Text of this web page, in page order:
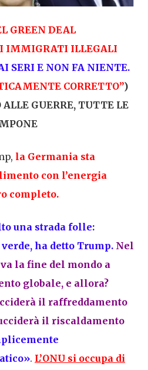
GREEN DEAL
IMMIGRATI ILLEGALI
SERI E NON FA NIENTE.
CORRETTO”)
GUERRE, TUTTE LE
la Germania sta
con l’energia
completo.
una strada folle:
ha detto Trump. Nel
la fine del mondo a
globale, e allora?
il raffreddamento
il riscaldamento
. L’ONU si occupa di